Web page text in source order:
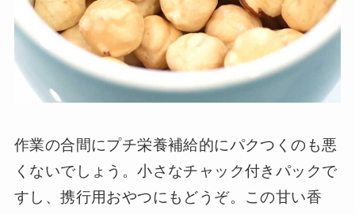
作業の合間にプチ栄養補給的にパクつくのも悪
くないでしょう。小さなチャック付きパックで
すし、携行用おやつにもどうぞ。この甘い香